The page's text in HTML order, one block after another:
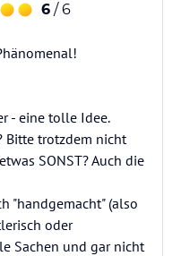
6 / 6
- eine tolle Idee.
Bitte trotzdem nicht
SONST? Auch die
"handgemacht" (also
oder
Sachen und gar nicht